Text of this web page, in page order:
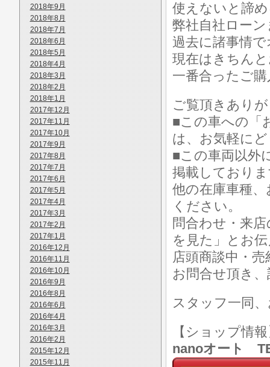
2018年9月
2018年8月
2018年7月
2018年6月
2018年5月
2018年4月
2018年3月
2018年2月
2018年1月
2017年12月
2017年11月
2017年10月
2017年9月
2017年8月
2017年7月
2017年6月
2017年5月
2017年4月
2017年3月
2017年2月
2017年1月
2016年12月
2016年11月
2016年10月
2016年9月
2016年8月
2016年6月
2016年4月
2016年3月
2016年2月
2015年12月
2015年11月
使えないと諦
弊社自社ロー
過去に諸事情
現在はきちん
一番合ったご
ご覧頂きあり
■この車への「
は、お気軽に
■この車両以外
掲載しており
他の在庫車種
ください。
問合わせ・来
を見た」とお
店頭商談中・
お問合せ頂き
スタッフ一同
【ショップ情
nanoオート